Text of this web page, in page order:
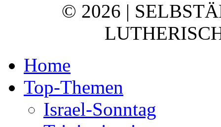
© 2026 |
Home
Top-Themen
Israel-Sonntag